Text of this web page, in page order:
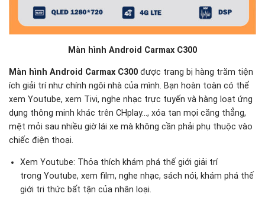
Màn hình Android Carmax C300
Màn hình Android Carmax C300 được trang bị hàng trăm tiện
ích giải trí như chính ngôi nhà của mình. Bạn hoàn toàn có thể
xem Youtube, xem Tivi, nghe nhạc trực tuyến và hàng loạt ứng
dụng thông minh khác trên CHplay…, xóa tan mọi căng thẳng,
mệt mỏi sau nhiều giờ lái xe mà không cần phải phụ thuộc vào
chiếc điện thoại.
Xem Youtube: Thỏa thích khám phá thế giới giải trí
trong Youtube, xem film, nghe nhạc, sách nói, khám phá thế
giới tri thức bất tận của nhân loại.